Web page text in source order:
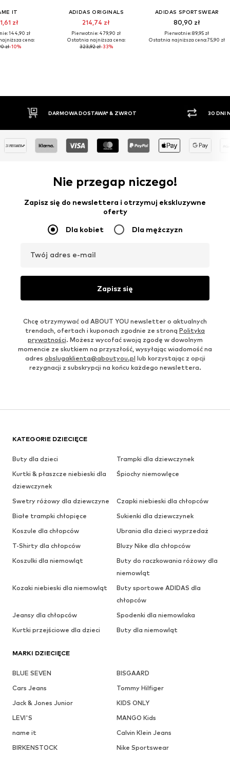
IT
zł
144,90 zł
cena:
zł-10%
ADIDAS ORIGINALS
214,74 zł
Pierwotnie: 479,90 zł
Ostatnia najniższa cena:
323,92 zł-33%
ADIDAS SPORTSWEAR
80,90 zł
Pierwotnie: 89,95 zł
Ostatnia najniższa cena:75,90 zł
DARMOWA DOSTAWA* & ZWROT 30 DNI NA
Nie przegap niczego!
Zapisz się do newslettera i otrzymuj ekskluzywne
oferty
Dla kobiet Dla mężczyzn
Twój adres e-mail
Zapisz się
Chcę otrzymywać od ABOUT YOU newsletter o aktualnych
trendach, ofertach i kuponach zgodnie ze stroną Polityka
prywatności. Możesz wycofać swoją zgodę w dowolnym
momencie ze skutkiem na przyszłość, wysyłając wiadomość na
adres obslugaklienta@aboutyou.pl lub korzystając z opcji
rezygnacji z subskrypcji na końcu każdego newslettera.
KATEGORIE DZIECIĘCE
Buty dla dzieci
Trampki dla dziewczynek
Kurtki & płaszcze niebieski dla
dziewczynek
Śpiochy niemowlęce
Swetry różowy dla dziewczyne
Czapki niebieski dla chłopców
Białe trampki chłopięce
Sukienki dla dziewczynek
Koszule dla chłopców
Ubrania dla dzieci wyprzedaż
T-Shirty dla chłopców
Bluzy Nike dla chłopców
Koszulki dla niemowląt
Buty do raczkowania różowy dla
niemowląt
Kozaki niebieski dla niemowląt
Buty sportowe ADIDAS dla
chłopców
Jeansy dla chłopców
Spodenki dla niemowlaka
Kurtki przejściowe dla dzieci
Buty dla niemowląt
MARKI DZIECIĘCE
BLUE SEVEN
BISGAARD
Cars Jeans
Tommy Hilfiger
Jack & Jones Junior
KIDS ONLY
LEVI'S
MANGO Kids
name it
Calvin Klein Jeans
BIRKENSTOCK
Nike Sportswear